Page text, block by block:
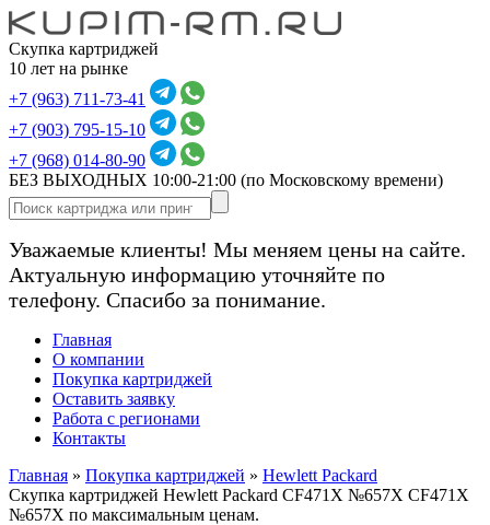
Скупка картриджей
10 лет на рынке
+7 (963) 711-73-41
+7 (903) 795-15-10
+7 (968) 014-80-90
БЕЗ ВЫХОДНЫХ 10:00-21:00 (по Московскому времени)
Уважаемые клиенты! Мы меняем цены на сайте.
Актуальную информацию уточняйте по
телефону. Спасибо за понимание.
Главная
О компании
Покупка картриджей
Оставить заявку
Работа с регионами
Контакты
Главная » Покупка картриджей » Hewlett Packard
Скупка картриджей Hewlett Packard CF471X №657X CF471X
№657X по максимальным ценам.